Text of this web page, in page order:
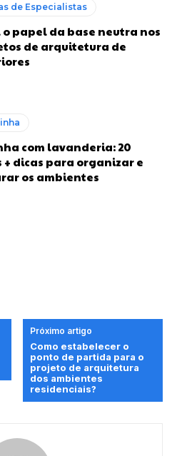
de Especialistas
o papel da base neutra nos
de arquitetura de
com lavanderia: 20
+ dicas para organizar e
os ambientes
Próximo artigo
Como estabelecer o
ponto de partida para o
projeto de arquitetura
dos ambientes
residenciais?